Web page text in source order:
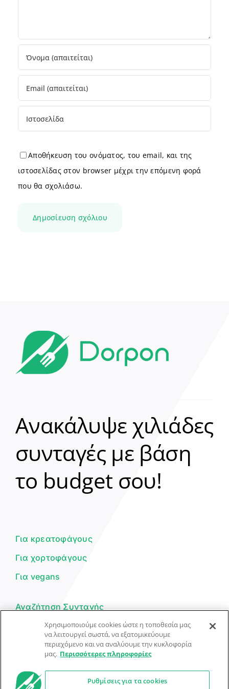
Αποθήκευση του ονόματος, του email, και της
ιστοσελίδας στον browser μέχρι την επόμενη φορά
που θα σχολιάσω.
Ανακάλυψε χιλιάδες
συνταγές με βάση
το budget σου!
Για κρεατοφάγους
Για χορτοφάγους
Για vegans
Αναζήτηση Συνταγής
Υποβολή Συνταγής
Φόρμα Επικοινωνίας
Χρησιμοποιούμε cookies ώστε η τοποθεσία μας
να λειτουργεί σωστά, να εξατομικεύουμε
περιεχόμενο και να αναλύουμε την κυκλοφορία
μας. Περισσότερες πληροφορίες
Ρυθμίσεις για τα cookies